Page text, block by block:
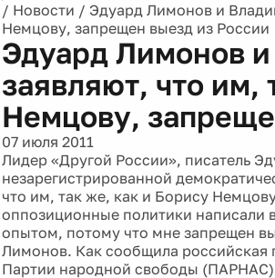
/ Новости / Эдуард Лимонов и
Немцову, запрещен выезд из России
Эдуард Лимонов
заявляют, что им,
Немцову,
07 июля 2011
Лидер «Другой России», писатель
незарегистрированной
что им, так же, как и Борису
оппозиционные политики написали
опытом, потому что мне запрещен
Лимонов. Как сообщила российская
Партии народной свободы